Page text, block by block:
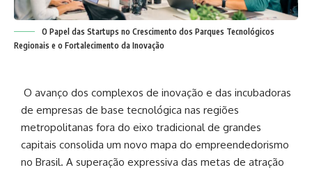
O Papel das Startups no Crescimento dos Parques Tecnológicos
Regionais e o Fortalecimento da Inovação
O avanço dos complexos de inovação e das incubadoras
de empresas de base tecnológica nas regiões
metropolitanas fora do eixo tradicional de grandes
capitais consolida um novo mapa do empreendedorismo
no Brasil. A superação expressiva das metas de atração